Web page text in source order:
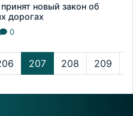
новый закон об
дорогах
0
207 208 209